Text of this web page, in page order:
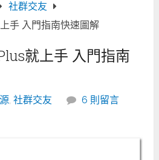
社群交友
手 入門指南快速圖解
就上手 入門指南
,社群交友 6 則留言